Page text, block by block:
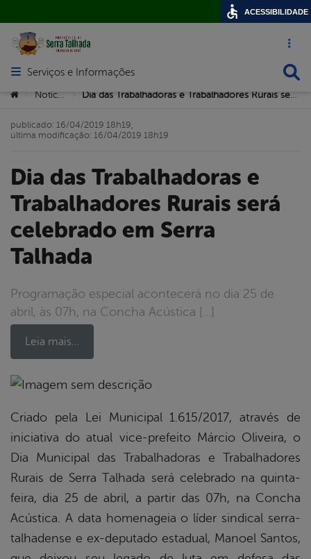
Acesso
Abrir menu principal de navegação
Serviços e Informações
Você está aqui:
> Notícias >
Dia das Trabalhadoras e
Trabalhadores Rurais será
celebrado em Serra
Talhada
Programação especial acontecerá no dia 25 de
abril, às 07h, na Concha Acústica […]
Leia mais…
publicado: 16/04/2019 18h19,
última modificação: 16/04/2019 18h19
Criado pela Lei Municipal 1.615/2017, através de
iniciativa do atual vice-prefeito Márcio Oliveira, o
Dia Municipal das Trabalhadoras e Trabalhadores
Rurais de Serra Talhada será celebrado na quinta-
feira, dia 25 de abril, a partir das 07h, na Concha
Acústica. A data homenageia o líder sindical serra-
talhadense e ex-deputado estadual, Manoel Santos,
ACESSIBILIDADE